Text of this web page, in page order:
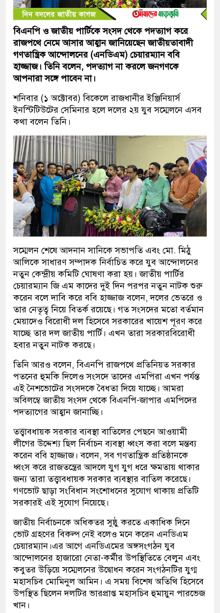
বিএনপি ও জাতীয় পার্টিকে সংসদ থেকে পদত্যাগ করে
রাজপথে নেমে আসার আহ্বান জানিয়েছেন জাতীয়তাবাদী
গণতান্ত্রিক আন্দোলনের (এনডিএম) চেয়ারম্যান ববি
হাজ্জাজ। তিনি বলেন, পদত্যাগ না করলে জনগণকে
আপনারা সঙ্গে পাবেন না।
শনিবার (১ অক্টোবর) বিকেলে রাজধানীর ইঞ্জিনিয়ার্স
ইনস্টিটিউটের সেমিনার হলে দলের ২য় যুব সম্মেলনে এসব
কথা বলেন তিনি।
সম্মেলন শেষে আদনান সানিকে সভাপতি এবং মো. মিঠু
আলিকে সাধারণ সম্পাদক নির্বাচিত করে যুব আন্দোলনের
নতুন কেন্দ্রীয় কমিটি ঘোষণা করা হয়। জাতীয় পার্টির
চেয়ারম্যান জি এম কাদের দুই দিন পরপর নতুন নাটক শুরু
করেন বলে দাবি করে ববি হাজ্জাজ বলেন, দলের ভেতরে ও
তার নেতৃত্ব নিয়ে বিতর্ক রয়েছে। গত সংসদের মতো বর্তমান
মেয়াদেও বিরোধী দল হিসেবে সরকারের খায়েশ পূরণ করে
যাচ্ছে তার দল জাতীয় পার্টি। এখন তারা সরকারবিরোধী
হবার নতুন নাটক করছে।
তিনি আরও বলেন, বিএনপি রাজপথে প্রতিনিয়ত সরকার
পতনের হুমকি দিলেও সংসদে তাদের এমপিরা এখন পর্যন্ত
এই নৈশভোটের সংসদকে বৈধতা দিয়ে যাচ্ছে। আমরা
অবিলম্বে জাতীয় সংসদ থেকে বিএনপি-জাপার এমপিদের
পদত্যাগের আহ্বান জানাচ্ছি।
তত্ত্বাবধায়ক সরকার ব্যবস্থা বাতিলের পেছনে আওয়ামী
লীগের উদ্দেশ্য ছিল নির্বাচন ব্যবস্থা ধ্বংস করা বলে মন্তব্য
করেন ববি হাজ্জাজ। বলেন, সব গণতান্ত্রিক প্রতিষ্ঠানকে
ধ্বংস করে রাজতন্ত্রের আদলে যুগ যুগ ধরে ক্ষমতায় থাকার
জন্য তারা তত্ত্বাবধায়ক সরকার ব্যবস্থার বাতিল করেছে।
গণভোট ছাড়া সংবিধান সংশোধনের সুযোগ থাকায় প্রতিটি
সরকারই এই সুযোগ নিয়েছে।
জাতীয় নির্বাচনকে অধিকতর সুষ্ঠু করতে একাধিক দিনে
ভোট গ্রহণের বিকল্প নেই বলেও মনে করেন এনডিএম
চেয়ারম্যান।এর আগে এনডিএমের অঙ্গসংগঠন যুব
আন্দোলনের হাজারো নেতা-কর্মীর উপস্থিতিতে বেলুন এবং
কবুতর উড়িয়ে সম্মেলনের উদ্বোধন করেন সংগঠনটির যুগ্ম
মহাসচিব মোমিনুল আমিন। এ সময় বিশেষ অতিথি হিসেবে
উপস্থিত ছিলেন দলটির ভারপ্রাপ্ত মহাসচিব হুমায়ুন পারভেজ
খান।